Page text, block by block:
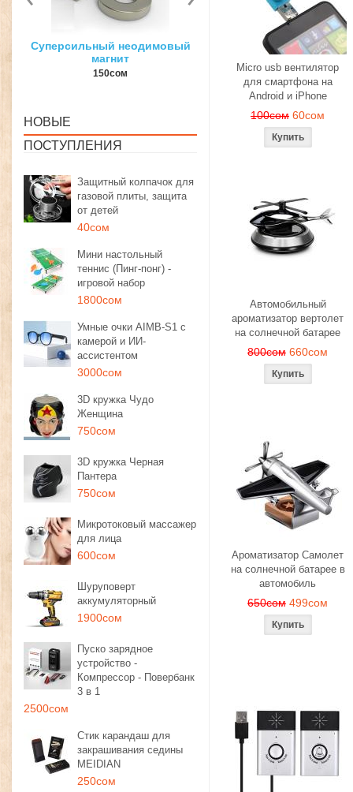
3D ручка для объемного
рисования
1350сом 1190сом
Загуститель волос
27гр
1000сом
НОВЫЕ
ПОСТУПЛЕНИЯ
Защитный колпачок для
газовой плиты, защита
от детей
40сом
Мини настольный
теннис (Пинг-понг) -
игровой набор
1800сом
Умные очки AIMB-S1 с
камерой и ИИ-
ассистентом
3000сом
3D кружка Чудо
Женщина
750сом
3D кружка Черная
Пантера
750сом
Микротоковый массажер
для лица
600сом
Шуруповерт
аккумуляторный
1900сом
Пуско зарядное
устройство -
Компрессор - Повербанк
3 в 1
2500сом
Стик карандаш для
закрашивания седины
MEIDIAN
250сом
Micro usb вентилятор
для смартфона на
Android и iPhone
100сом 60сом
Автомобильный
ароматизатор вертолет
на солнечной батарее
800сом 660сом
Ароматизатор Самолет
на солнечной батарее в
автомобиль
650сом 499сом